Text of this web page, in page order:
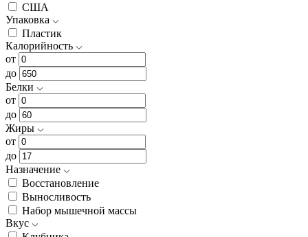
США
Упаковка
Пластик
Калорийность
от
до
Белки
от
до
Жиры
от
до
Назначение
Восстановление
Выносливость
Набор мышечной массы
Вкус